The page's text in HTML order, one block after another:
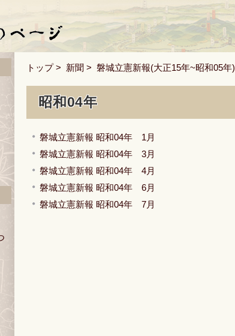
トップ> 新聞 > 磐城立憲新報(大正15年~昭和05年)
昭和04年
磐城立憲新報 昭和04年 1月
磐城立憲新報 昭和04年 3月
磐城立憲新報 昭和04年 4月
磐城立憲新報 昭和04年 6月
磐城立憲新報 昭和04年 7月